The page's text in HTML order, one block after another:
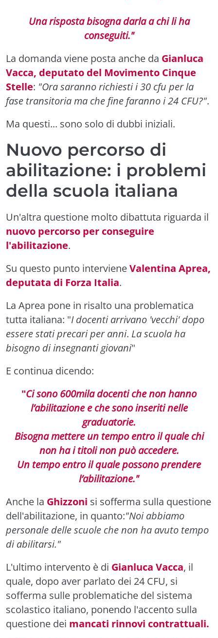
Una risposta bisogna darla a chi li ha
conseguiti."
La domanda viene posta anche da Gianluca
Vacca, deputato del Movimento Cinque
Stelle: "Ora saranno richiesti i 30 cfu per la
fase transitoria ma che fine faranno i 24 CFU?".
Ma questi... sono solo di dubbi iniziali.
Nuovo percorso di
abilitazione: i problemi
della scuola italiana
Un'altra questione molto dibattuta riguarda il
nuovo percorso per conseguire
l'abilitazione.
Su questo punto intervieneValentina Aprea,
deputata di Forza Italia.
La Aprea pone in risalto una problematica
tutta italiana: "I docenti arrivano 'vecchi' dopo
essere stati precari per anni. La scuola ha
bisogno di insegnanti giovani"
E continua dicendo:
"Ci sono 600mila docenti che non hanno
l’abilitazione e che sono inseriti nelle
graduatorie.
Bisogna mettere un tempo entro il quale chi
non ha i titoli non può accedere.
Un tempo entro il quale possono prendere
l’abilitazione."
Anche la Ghizzoni si sofferma sulla questione
dell'abilitazione, in quanto:"Noi abbiamo
personale delle scuole che non ha avuto tempo
di abilitarsi."
L'ultimo intervento è di Gianluca Vacca, il
quale, dopo aver parlato dei 24 CFU, si
sofferma sulle problematiche del sistema
scolastico italiano, ponendo l'accento sulla
questione dei mancati rinnovi contrattuali.